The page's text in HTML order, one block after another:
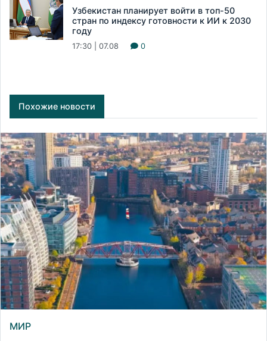
Узбекистан планирует войти в топ-50
стран по индексу готовности к ИИ к 2030
году
17:30 | 07.08 0
Похожие новости
МИР